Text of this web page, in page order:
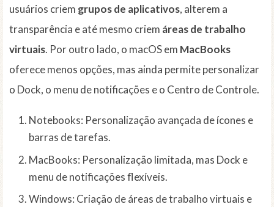
usuários criem grupos de aplicativos, alterem a
transparência e até mesmo criem áreas de trabalho
virtuais. Por outro lado, o macOS em MacBooks
oferece menos opções, mas ainda permite personalizar
o Dock, o menu de notificações e o Centro de Controle.
Notebooks: Personalização avançada de ícones e
barras de tarefas.
MacBooks: Personalização limitada, mas Dock e
menu de notificações flexíveis.
Windows: Criação de áreas de trabalho virtuais e